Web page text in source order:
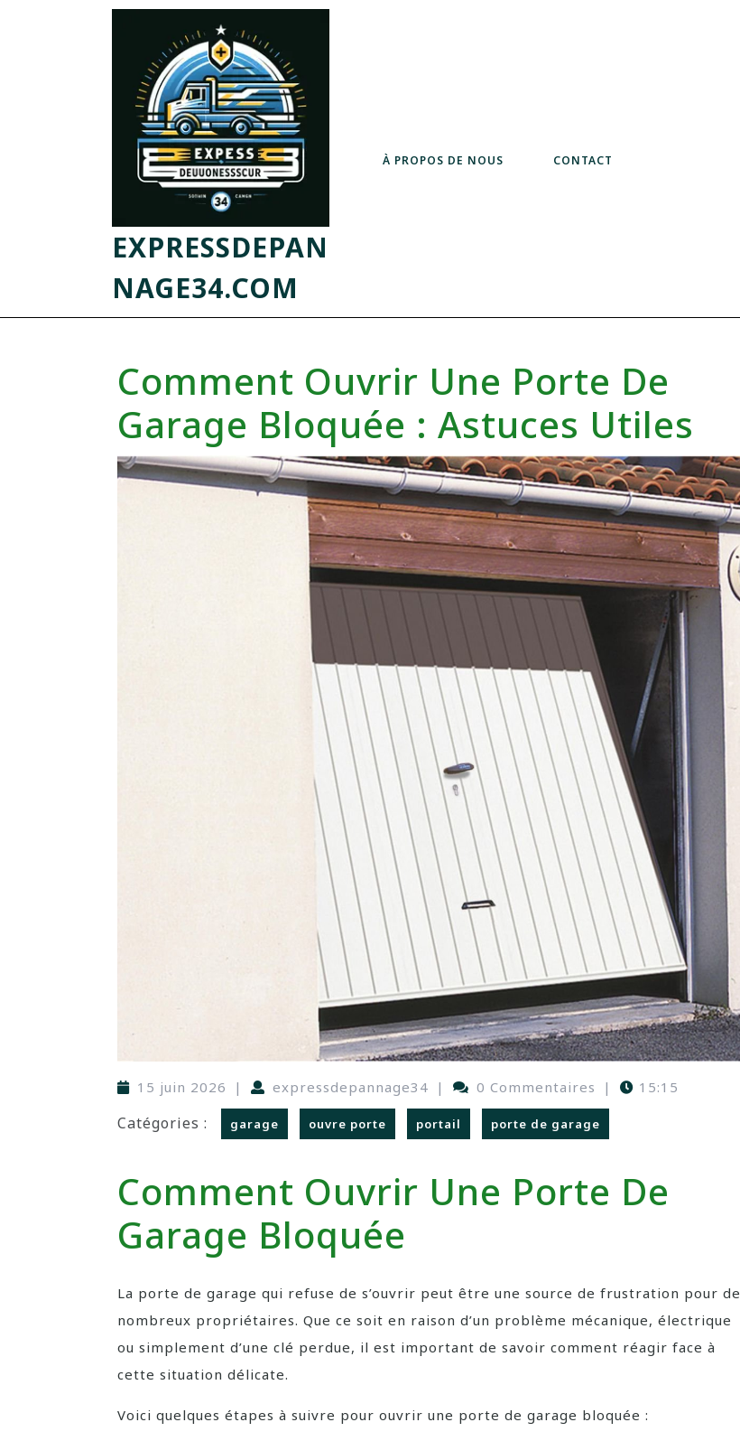
EXPRESSDEPAN
NAGE34.COM
À PROPOS DE NOUS CONTACT
Comment Ouvrir Une Porte De
Garage Bloquée : Astuces Utiles
15 juin 2026 | expressdepannage34 | 0 Commentaires | 15:15
Catégories : garage ouvre porte portail porte de garage
Comment Ouvrir Une Porte De
Garage Bloquée
La porte de garage qui refuse de s’ouvrir peut être une source de frustration pour de
nombreux propriétaires. Que ce soit en raison d’un problème mécanique, électrique
ou simplement d’une clé perdue, il est important de savoir comment réagir face à
cette situation délicate.
Voici quelques étapes à suivre pour ouvrir une porte de garage bloquée :